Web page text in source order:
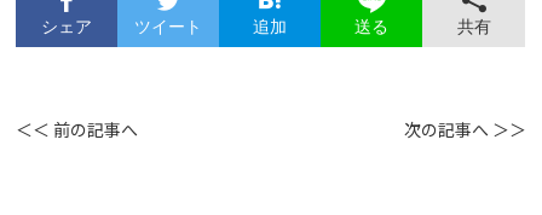
シェア ツイート 追加 送る 共有
＜＜ 前の記事へ 次の記事へ ＞＞